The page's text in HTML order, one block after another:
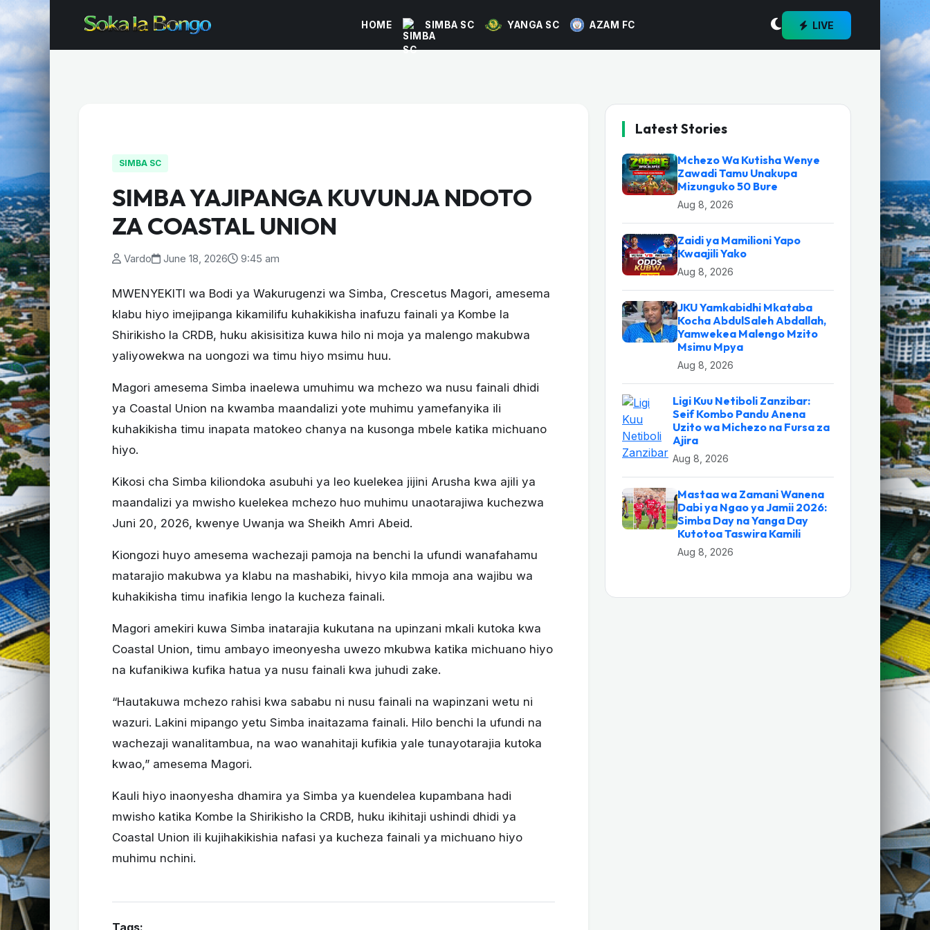
HOME SIMBA SC YANGA SC AZAM FC LIVE
SIMBA SC
SIMBA YAJIPANGA KUVUNJA NDOTO
ZA COASTAL UNION
Vardo June 18, 2026 9:45 am
MWENYEKITI wa Bodi ya Wakurugenzi wa Simba, Crescetus Magori, amesema
klabu hiyo imejipanga kikamilifu kuhakikisha inafuzu fainali ya Kombe la
Shirikisho la CRDB, huku akisisitiza kuwa hilo ni moja ya malengo makubwa
yaliyowekwa na uongozi wa timu hiyo msimu huu.
Magori amesema Simba inaelewa umuhimu wa mchezo wa nusu fainali dhidi
ya Coastal Union na kwamba maandalizi yote muhimu yamefanyika ili
kuhakikisha timu inapata matokeo chanya na kusonga mbele katika michuano
hiyo.
Kikosi cha Simba kiliondoka asubuhi ya leo kuelekea jijini Arusha kwa ajili ya
maandalizi ya mwisho kuelekea mchezo huo muhimu unaotarajiwa kuchezwa
Juni 20, 2026, kwenye Uwanja wa Sheikh Amri Abeid.
Kiongozi huyo amesema wachezaji pamoja na benchi la ufundi wanafahamu
matarajio makubwa ya klabu na mashabiki, hivyo kila mmoja ana wajibu wa
kuhakikisha timu inafikia lengo la kucheza fainali.
Magori amekiri kuwa Simba inatarajia kukutana na upinzani mkali kutoka kwa
Coastal Union, timu ambayo imeonyesha uwezo mkubwa katika michuano hiyo
na kufanikiwa kufika hatua ya nusu fainali kwa juhudi zake.
“Hautakuwa mchezo rahisi kwa sababu ni nusu fainali na wapinzani wetu ni
wazuri. Lakini mipango yetu Simba inaitazama fainali. Hilo benchi la ufundi na
wachezaji wanalitambua, na wao wanahitaji kufikia yale tunayotarajia kutoka
kwao,” amesema Magori.
Kauli hiyo inaonyesha dhamira ya Simba ya kuendelea kupambana hadi
mwisho katika Kombe la Shirikisho la CRDB, huku ikihitaji ushindi dhidi ya
Coastal Union ili kujihakikishia nafasi ya kucheza fainali ya michuano hiyo
muhimu nchini.
Tags:
Latest Stories
Mchezo Wa Kutisha Wenye
Zawadi Tamu Unakupa
Mizunguko 50 Bure
Aug 8, 2026
Zaidi ya Mamilioni Yapo
Kwaajili Yako
Aug 8, 2026
JKU Yamkabidhi Mkataba
Kocha AbdulSaleh Abdallah,
Yamwekea Malengo Mzito
Msimu Mpya
Aug 8, 2026
Ligi Kuu Netiboli Zanzibar:
Seif Kombo Pandu Anena
Uzito wa Michezo na Fursa za
Ajira
Aug 8, 2026
Mastaa wa Zamani Wanena
Dabi ya Ngao ya Jamii 2026:
Simba Day na Yanga Day
Kutotoa Taswira Kamili
Aug 8, 2026